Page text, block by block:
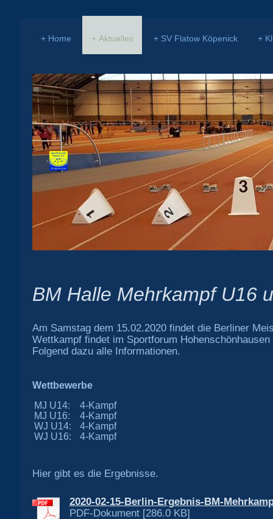
Home Aktuelles SV Flatow Köpenick
BM Halle Mehrkampf U16
Am Samstag dem 15.02.2020 findet die Berliner
Wettkampf findet im Sportforum
Folgend dazu alle Informationen.
Wettbewerbe
MJ U14:
4-Kampf
MJ U16:
4-Kampf
WJ U14:
4-Kampf
WJ U16:
4-Kampf
Hier gibt es die Ergebnisse.
2020-02-15-Berlin-Ergebnis-BM-
PDF-Dokument [286.0 KB]